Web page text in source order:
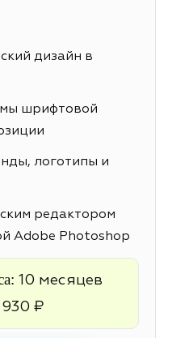
дизайн в
шрифтовой
логотипы и
редактором
Adobe Photoshop
10 месяцев
₽